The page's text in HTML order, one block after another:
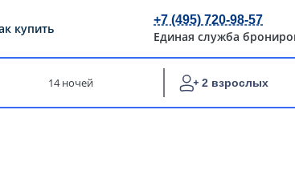
купить
+7 (495) 720-98-57
Единая служба
14 ночей 2 взрослых